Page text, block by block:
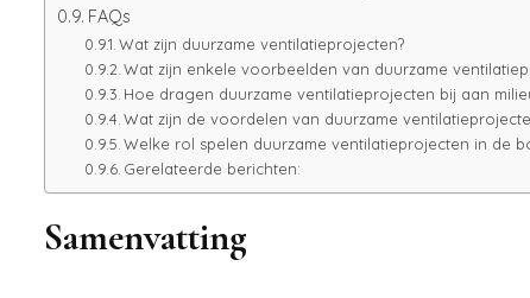
FAQs
Wat zijn duurzame ventilatieprojecten?
Wat zijn enkele voorbeelden van duurzame
Hoe dragen duurzame ventilatieprojecten bij aan
Wat zijn de voordelen van duurzame
Welke rol spelen duurzame ventilatieprojecten in de
Gerelateerde berichten:
Samenvatting